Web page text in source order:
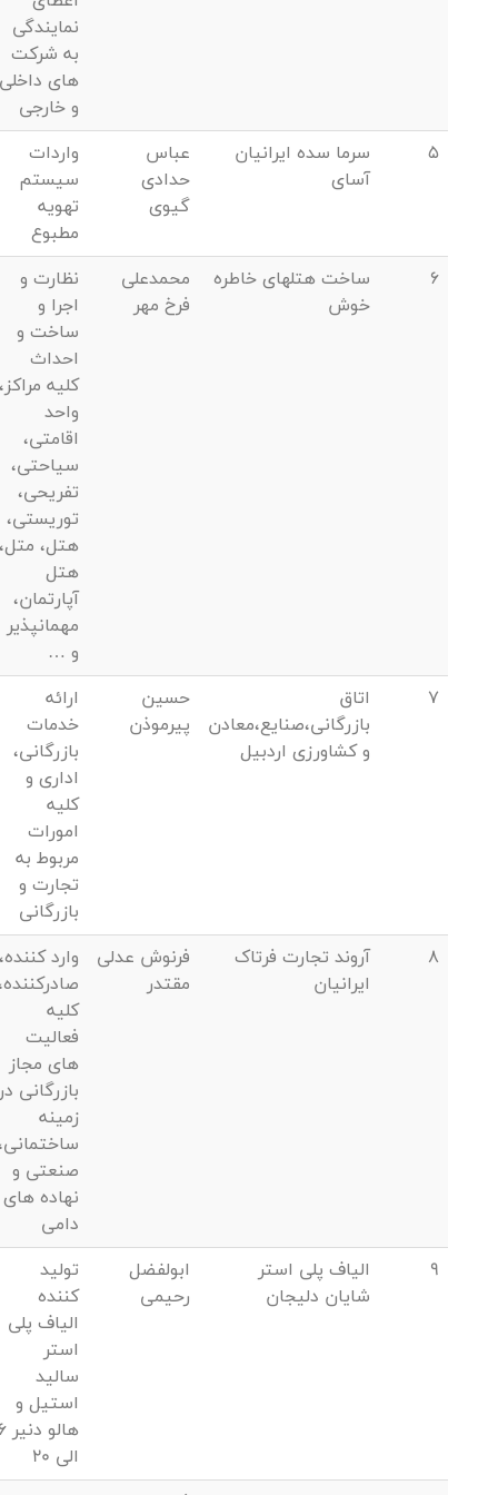
نمایندگی
به شرکت
های داخلی
و خارجی
5
سرما سده ایرانیان
آسای
عباس
حدادی
گیوی
واردات
سیستم
تهویه
مطبوع
6
ساخت هتلهای خاطره
خوش
محمدعلی
فرخ مهر
نظارت و
اجرا و
ساخت و
احداث
کلیه مراکز،
واحد
اقامتی،
سیاحتی،
تفریحی،
توریستی،
هتل، متل،
هتل
آپارتمان،
مهمانپذیر
و …
7
اتاق
بازرگانی،صنایع،معادن
و کشاورزی اردبیل
حسین
پیرموذن
ارائه
خدمات
بازرگانی،
اداری و
کلیه
امورات
مربوط به
تجارت و
بازرگانی
8
آروند تجارت فرتاک
ایرانیان
فرنوش عدلی
مقتدر
وارد کننده،
کلیه
فعالیت
های مجاز
بازرگانی
زمینه
صنعتی و
نهاده های
دامی
9
الیاف پلی استر
شایان دلیجان
ابولفضل
رحیمی
تولید
کننده
الیاف پلی
استر
سالید
استیل و
هالو
الی 20